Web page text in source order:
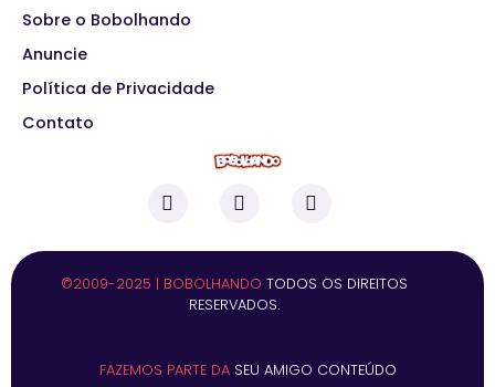
Sobre o Bobolhando
Anuncie
Política de Privacidade
Contato
©2009-2025 | BOBOLHANDO TODOS OS DIREITOS
RESERVADOS.
FAZEMOS PARTE DA SEU AMIGO CONTEÚDO